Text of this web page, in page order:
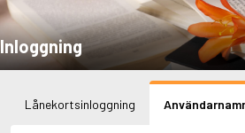
Inloggning
Lånekortsinloggning